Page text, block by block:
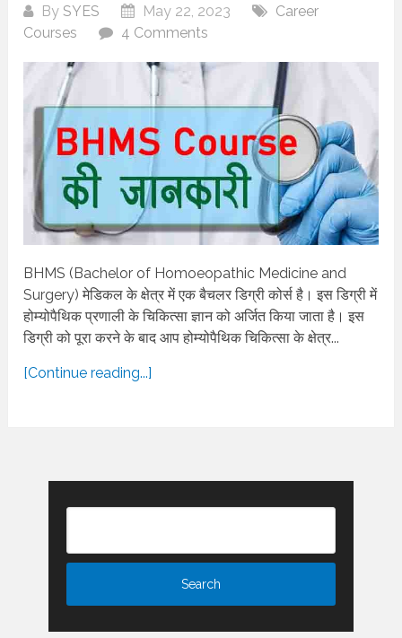
BySYES May 22, 2023
Career
Courses
4 Comments
BHMS (Bachelor of Homoeopathic Medicine and
Surgery) मेडिकल के क्षेत्र में एक बैचलर डिग्री कोर्स है। इस डिग्री में
होम्योपैथिक प्रणाली के चिकित्सा ज्ञान को अर्जित किया जाता है। इस
डिग्री को पूरा करने के बाद आप होम्योपैथिक चिकित्सा के क्षेत्र...
[Continue reading...]